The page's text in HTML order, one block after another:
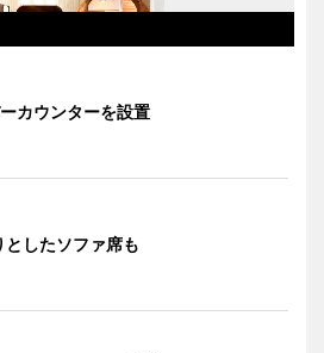
カウンターを設置
としたソファ席も